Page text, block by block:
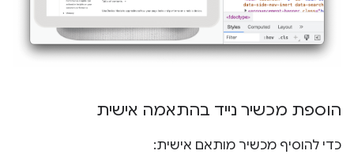
הוספת מכשיר נייד בהתאמה אישית
כדי להוסיף מכשיר מותאם אישית: